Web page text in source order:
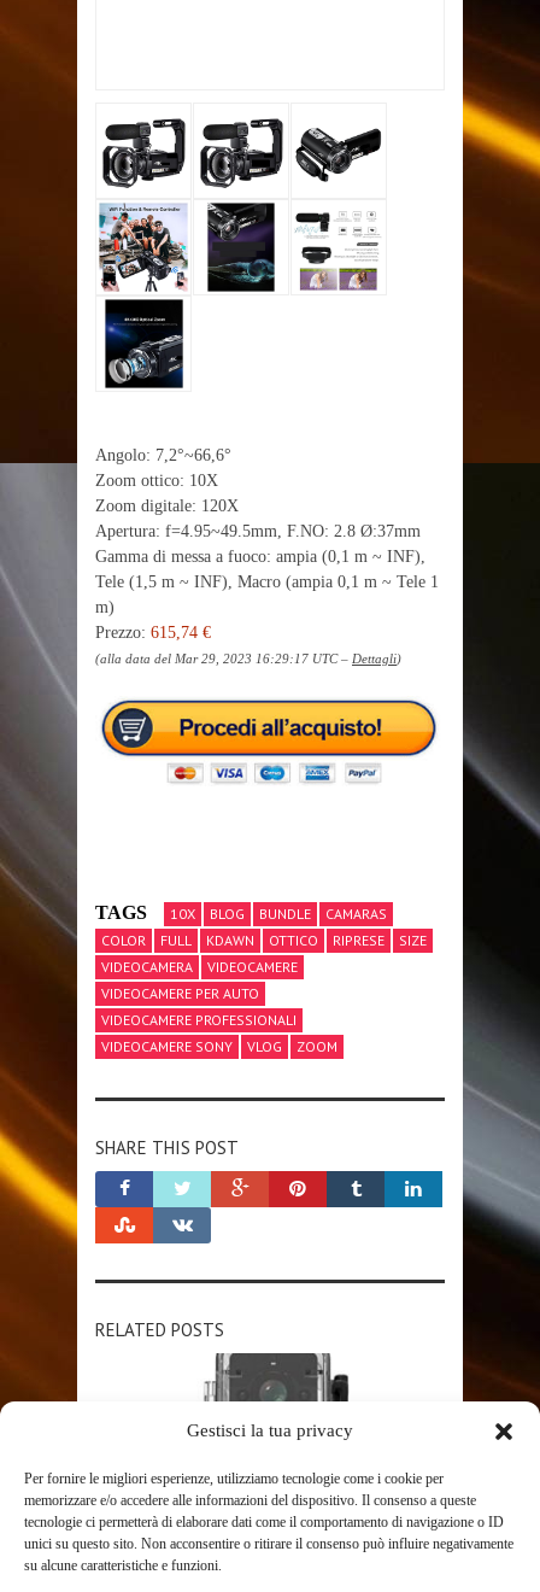
Gestisci la tua privacy
Per fornire le migliori esperienze, utilizziamo tecnologie come i cookie per
memorizzare e/o accedere alle informazioni del dispositivo. Il consenso a queste
tecnologie ci permetterà di elaborare dati come il comportamento di navigazione o ID
unici su questo sito. Non acconsentire o ritirare il consenso può influire negativamente
su alcune caratteristiche e funzioni.
Angolo: 7,2°~66,6°
Zoom ottico: 10X
Zoom digitale: 120X
Apertura: f=4.95~49.5mm, F.NO: 2.8 Ø:37mm
Gamma di messa a fuoco: ampia (0,1 m ~ INF),
Tele (1,5 m ~ INF), Macro (ampia 0,1 m ~ Tele 1
m)
Prezzo: 615,74 €
(alla data del Mar 29, 2023 16:29:17 UTC – Dettagli)
TAGS 10X BLOG BUNDLE
CAMARAS
COLOR
FULL KDAWN OTTICO RIPRESE
SIZE
VIDEOCAMERA
VIDEOCAMERE
VIDEOCAMERE PER AUTO
VIDEOCAMERE PROFESSIONALI
VIDEOCAMERE SONY
VLOG ZOOM
SHARE THIS POST
RELATED POSTS
SHOP